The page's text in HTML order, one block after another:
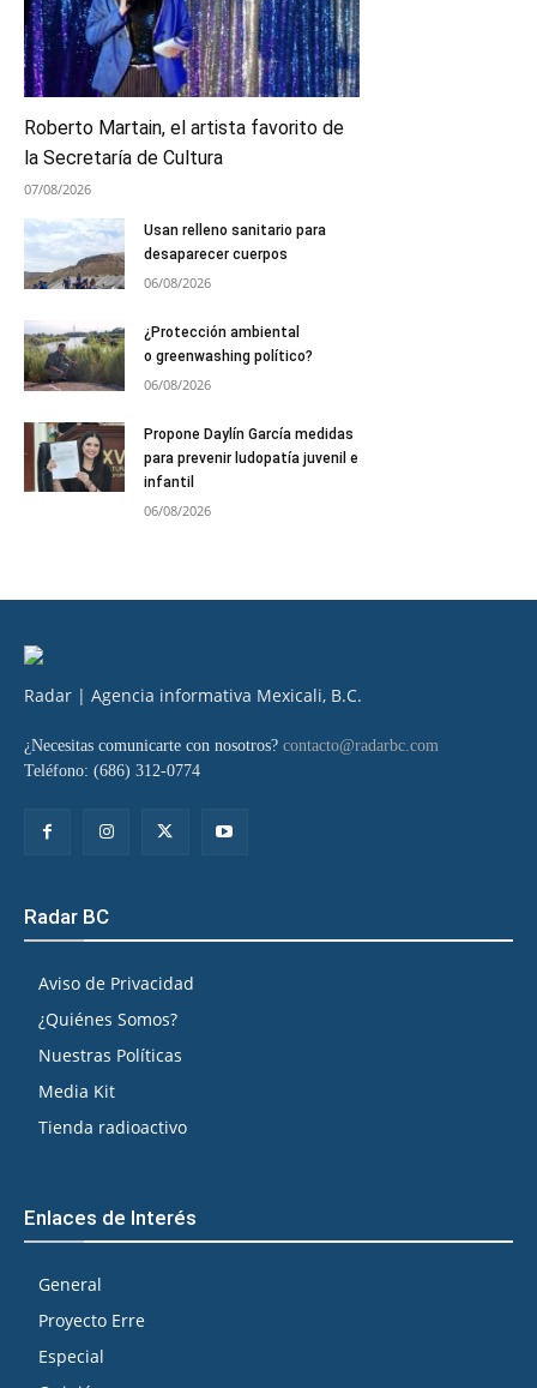
Roberto Martain, el artista favorito de
la Secretaría de Cultura
07/08/2026
Usan relleno sanitario para
desaparecer cuerpos
06/08/2026
¿Protección ambiental
o greenwashing político?
06/08/2026
Propone Daylín García medidas
para prevenir ludopatía juvenil e
infantil
06/08/2026
Radar | Agencia informativa Mexicali, B.C.
¿Necesitas comunicarte con nosotros? contacto@radarbc.com
Teléfono: (686) 312-0774
Radar BC
Aviso de Privacidad
¿Quiénes Somos?
Nuestras Políticas
Media Kit
Tienda radioactivo
Enlaces de Interés
General
Proyecto Erre
Especial